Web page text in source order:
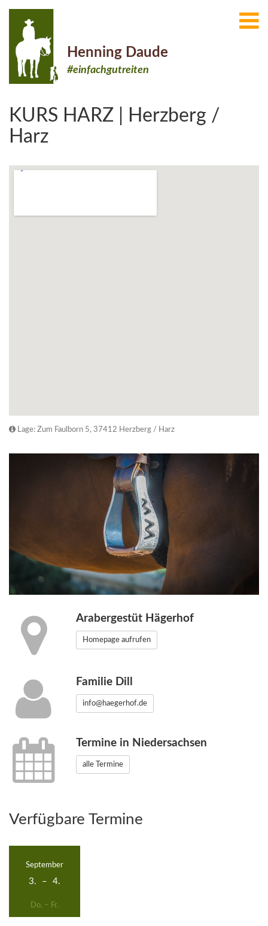
Henning Daude
#einfachgutreiten
KURS HARZ | Herzberg /
Harz
Lage: Zum Faulborn 5, 37412 Herzberg / Harz
Arabergestüt Hägerhof
Homepage aufrufen
Familie Dill
info@haegerhof.de
Termine in Niedersachsen
alle Termine
Verfügbare Termine
3. – 4.
September
Do. – Fr.